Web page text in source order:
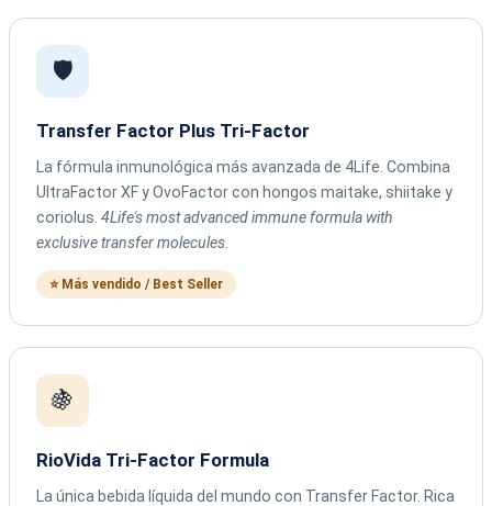
🛡️
Transfer Factor Plus Tri-Factor
La fórmula inmunológica más avanzada de 4Life. Combina
UltraFactor XF y OvoFactor con hongos maitake, shiitake y
coriolus. 4Life's most advanced immune formula with
exclusive transfer molecules.
⭐ Más vendido / Best Seller
🍇
RioVida Tri-Factor Formula
La única bebida líquida del mundo con Transfer Factor. Rica